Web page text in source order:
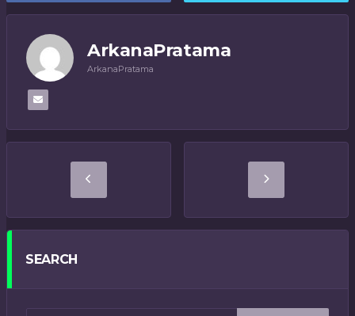
ArkanaPratama
ArkanaPratama
SEARCH